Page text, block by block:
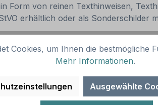
Form von reinen Texthinweisen,
erhältlich oder als Sonderschilder
- Ihre Angabe - frei - Verkehrsschild
Cookies, um Ihnen die bestmögliche
Mehr Informationen.
Ausgewählte